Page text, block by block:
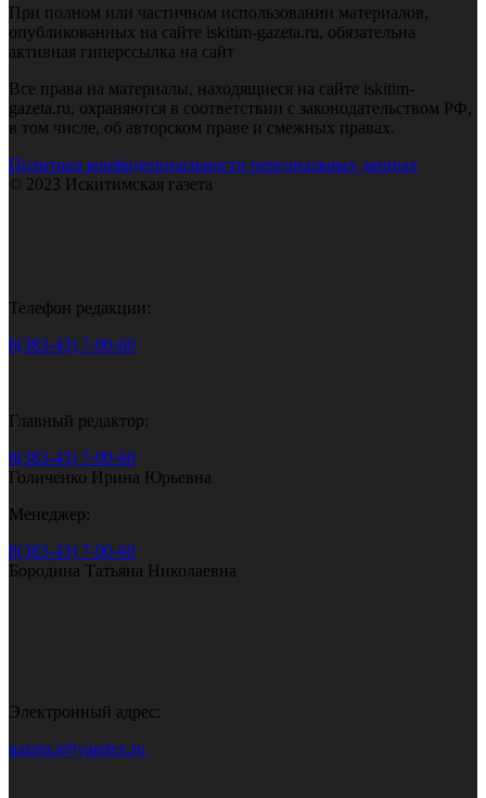
При полном или частичном использовании материалов,
опубликованных на сайте iskitim-gazeta.ru, обязательна
активная гиперссылка на сайт
Все права на материалы, находящиеся на сайте iskitim-
gazeta.ru, охраняются в соответствии с законодательством РФ,
в том числе, об авторском праве и смежных правах.
Политика конфиденциальности персональных данных
© 2023 Искитимская газета
Телефон редакции:
8(383-43) 7-90-60
Главный редактор:
8(383-43) 7-90-60
Голиченко Ирина Юрьевна
Менеджер:
8(383-43) 7-90-60
Бородина Татьяна Николаевна
Электронный адрес:
gazeta.i@yandex.ru